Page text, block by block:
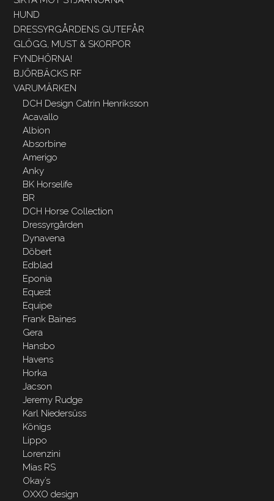
HUND
DRESSYRGÅRDENS GUTEFÅR
GLÖGG, MUST & SKORPOR
FYNDHÖRNA!
BJÖRBÄCKS RF
VARUMÄRKEN
DCH Design Catrin Henriksson
Acavallo
Albion
Absorbine
Amerigo
Anky
BK Horselife
BR
DCH Horse Collection
Dressyrgården
Dynavena
Döbert
Edblad
Eponia
Equest
Equipe
Frank Baines
Gera
Hansbo
Havens
Horka
Jacson
Jeremy Rudge
Karl Niedersüss
Königs
Lippo
Lorenzini
Mias RS
Okay’s
OXXO design